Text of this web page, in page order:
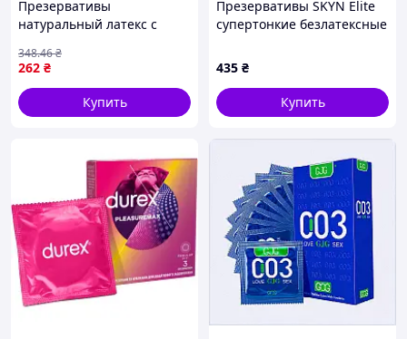
Презервативы
натуральный латекс с
Chocolate упаковка 10 штук
Nomax
262 ₴
348.46₴
Купить
Презервативы SKYN Elite
супертонкие безлатексные
435 ₴
Купить